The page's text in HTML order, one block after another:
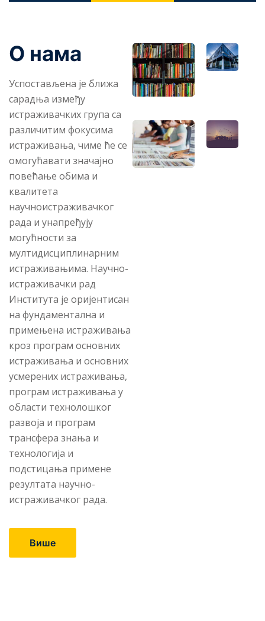
О нама
Успостављена је ближа
сарадња између
истраживачких група са
различитим фокусима
истраживања, чиме ће се
омогућавати значајно
повећање обима и
квалитета
научноистраживачког
рада и унапређују
могућности за
мултидисциплинарним
истраживањима. Научно-
истраживачки рад
Института је оријентисан
на фундаментална и
примењена истраживања
кроз програм основних
истраживања и основних
усмерених истраживања,
програм истраживања у
области технолошког
развоја и програм
трансфера знања и
технологија и
подстицања примене
резултата научно-
истраживачког рада.
Више